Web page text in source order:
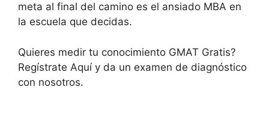
meta al final del camino es el ansiado MBA en
la escuela que decidas.
Quieres medir tu conocimiento GMAT Gratis?
Regístrate Aquí y da un examen de diagnóstico
con nosotros.